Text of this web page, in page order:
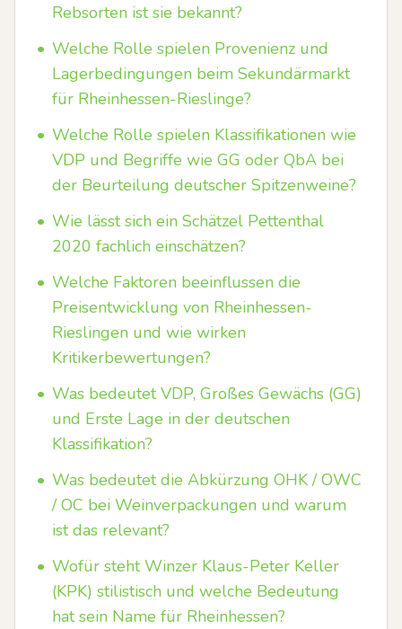
Rebsorten ist sie bekannt?
• Welche Rolle spielen Provenienz und
Lagerbedingungen beim Sekundärmarkt
für Rheinhessen-Rieslinge?
• Welche Rolle spielen Klassifikationen wie
VDP und Begriffe wie GG oder QbA bei
der Beurteilung deutscher Spitzenweine?
• Wie lässt sich ein Schätzel Pettenthal
2020 fachlich einschätzen?
• Welche Faktoren beeinflussen die
Preisentwicklung von Rheinhessen-
Rieslingen und wie wirken
Kritikerbewertungen?
• Was bedeutet VDP, Großes Gewächs (GG)
und Erste Lage in der deutschen
Klassifikation?
• Was bedeutet die Abkürzung OHK / OWC
/ OC bei Weinverpackungen und warum
ist das relevant?
• Wofür steht Winzer Klaus-Peter Keller
(KPK) stilistisch und welche Bedeutung
hat sein Name für Rheinhessen?